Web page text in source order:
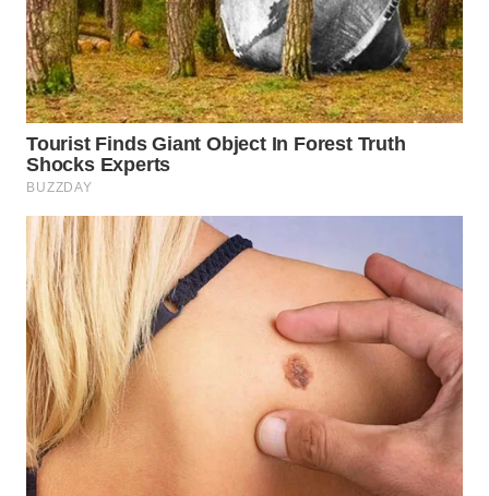
WN
TEBING
TINGGI
WN
PAKPAK
WN
KARAWANG
WN
BEKASI
WN
BOGOR
WN